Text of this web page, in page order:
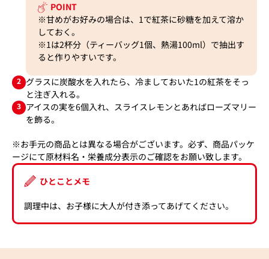
POINT
※甘めがお好みの場合は、1で紅茶に砂糖を加えて溶か
しておく。
※1は2杯分（ティーバッグ1個、熱湯100ml）で抽出す
ると作りやすいです。
2 グラスに炭酸水を入れたら、冷ましておいた1の紅茶をそっ
と注ぎ入れる。
3 アイスの実を6個入れ、スライスレモンとあればローズマリー
を飾る。
※お手元の商品とは異なる場合がございます。必ず、商品パッケ
ージにて原材料名・栄養成分表示のご確認をお願い致します。
ひとことメモ
調理中は、お子様に大人が付き添ってあげてください。